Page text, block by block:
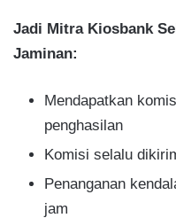
Jadi Mitra Kiosbank
Jaminan:
Mendapatkan
penghasilan​
Komisi selalu
Penanganan
jam​